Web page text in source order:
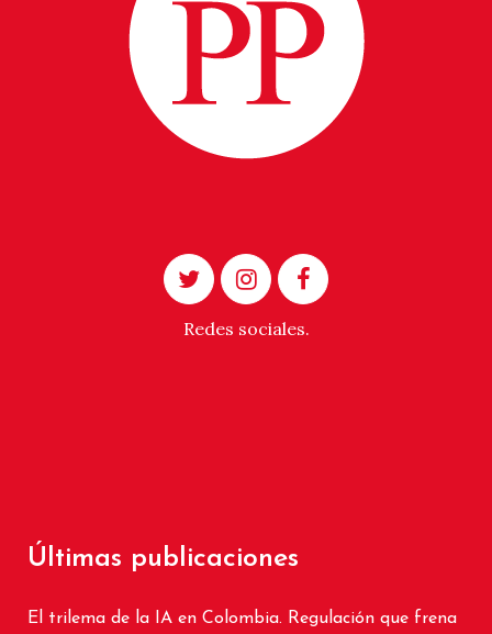
Redes sociales.
Últimas publicaciones
El trilema de la IA en Colombia. Regulación que frena